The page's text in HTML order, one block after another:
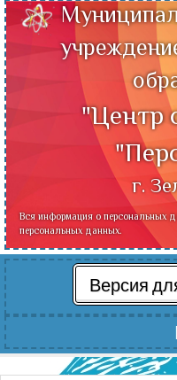
"Центр
г.
Вся информация о персональных
персональных данных.
Версия
Читать далее